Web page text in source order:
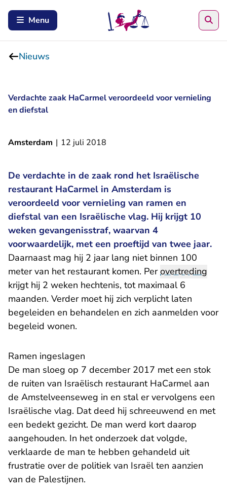
Menu
Nieuws
Verdachte zaak HaCarmel veroordeeld voor vernieling
en diefstal
Amsterdam | 12 juli 2018
De verdachte in de zaak rond het Israëlische
restaurant HaCarmel in Amsterdam is
veroordeeld voor vernieling van ramen en
diefstal van een Israëlische vlag. Hij krijgt 10
weken gevangenisstraf, waarvan 4
voorwaardelijk, met een proeftijd van twee jaar.
Daarnaast mag hij 2 jaar lang niet binnen 100
meter van het restaurant komen. Perovertreding
krijgt hij 2 weken hechtenis, tot maximaal 6
maanden. Verder moet hij zich verplicht laten
begeleiden en behandelen en zich aanmelden voor
begeleid wonen.
Ramen ingeslagen
De man sloeg op 7 december 2017 met een stok
de ruiten van Israëlisch restaurant HaCarmel aan
de Amstelveenseweg in en stal er vervolgens een
Israëlische vlag. Dat deed hij schreeuwend en met
een bedekt gezicht. De man werd kort daarop
aangehouden. In het onderzoek dat volgde,
verklaarde de man te hebben gehandeld uit
frustratie over de politiek van Israël ten aanzien
van de Palestijnen.